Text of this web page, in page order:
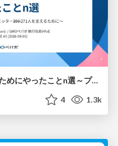
Claude Code全社展開のためにやったことn選～プラグイン302個・コミッター271人を支えるために～
4 1.3k